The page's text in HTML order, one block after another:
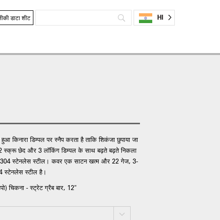
डाटा शीट HI
किनारा डिम्पल पर स्नैप करता है ताकि शिकंजा छुपाया जा
छेद और 3 लॉकिंग डिम्पल के साथ बढ़ते बढ़ते निकला
304 स्टेनलेस स्टील। कवर एक साटन खत्म और 22 गेज, 3-
स्टेनलेस स्टील है।
चिकना - स्ट्रेट ग्रैब बार, 12"